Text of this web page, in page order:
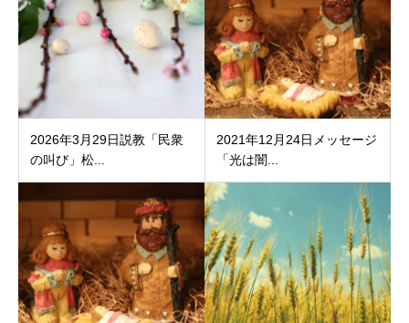
2026年3月29日説教「民衆
の叫び」松...
2021年12月24日メッセージ
「光は闇...